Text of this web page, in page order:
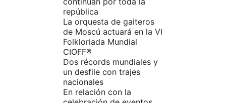
república
La orquesta de gaiteros
de Moscú actuará en la VI
Folkloriada Mundial
CIOFF®️
Dos récords mundiales y
un desfile con trajes
nacionales
En relación con la